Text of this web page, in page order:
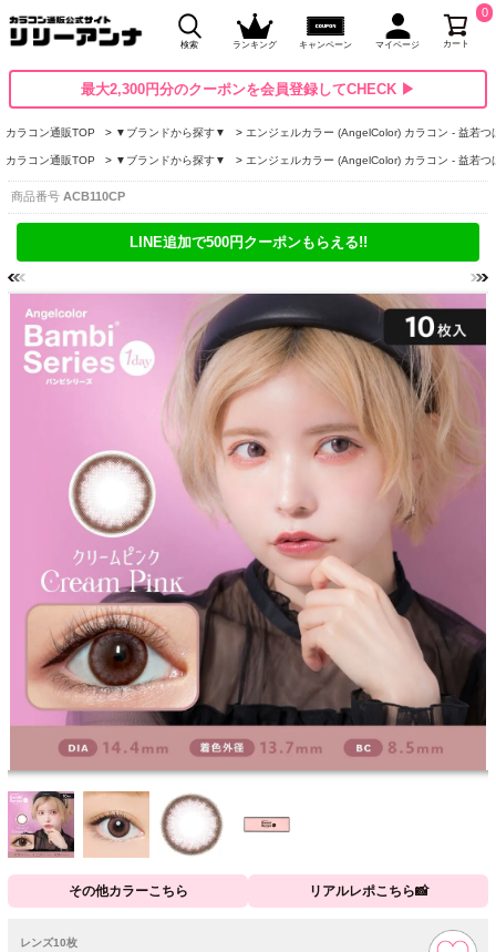
検索 ランキング キャンペーン マイページ カート
0
最大2,300円分のクーポンを会員登録してCHECK ▶
カラコン通販TOP ▼ブランドから探す▼ エンジェルカラー (AngelColor) カラコン - 益若つ
カラコン通販TOP ▼ブランドから探す▼ エンジェルカラー (AngelColor) カラコン - 益若つ
商品番号 ACB110CP
LINE追加で500円クーポンもらえる!!
その他カラーこちら リアルレポこちら📸
レンズ10枚